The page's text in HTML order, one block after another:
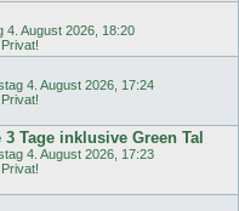
4. August 2026, 18:20
4. August 2026, 17:24
Tage inklusive Green Tal
4. August 2026, 17:23